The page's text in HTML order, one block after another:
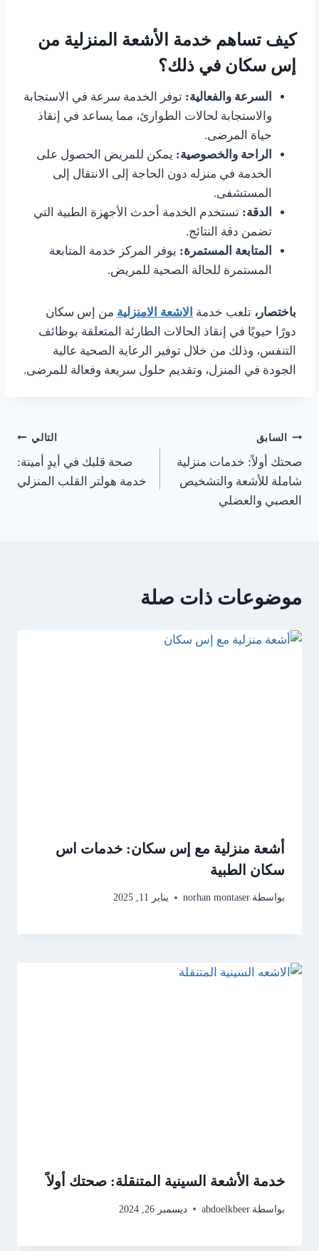
كيف تساهم خدمة الأشعة المنزلية من
إس سكان في ذلك؟
السرعة والفعالية: توفر الخدمة سرعة في الاستجابة
والاستجابة لحالات الطوارئ، مما يساعد في إنقاذ
حياة المرضى.
الراحة والخصوصية: يمكن للمريض الحصول على
الخدمة في منزله دون الحاجة إلى الانتقال إلى
المستشفى.
الدقة: تستخدم الخدمة أحدث الأجهزة الطبية التي
تضمن دقة النتائج.
المتابعة المستمرة: يوفر المركز خدمة المتابعة
المستمرة للحالة الصحية للمريض.
باختصار، تلعب خدمة الاشعة الامنزلية من إس سكان
دورًا حيويًا في إنقاذ الحالات الطارئة المتعلقة بوظائف
التنفس، وذلك من خلال توفير الرعاية الصحية عالية
الجودة في المنزل، وتقديم حلول سريعة وفعالة للمرضى.
السابق
صحتك أولاً: خدمات منزلية
شاملة للأشعة والتشخيص
العصبي والعضلي
التالي
صحة قلبك في أيدٍ أمينة:
خدمة هولتر القلب المنزلي
موضوعات ذات صلة
أشعة منزلية مع إس سكان: خدمات اس
سكان الطبية
بواسطة norhan montaser يناير 11, 2025
خدمة الأشعة السينية المتنقلة: صحتك أولاً
بواسطة abdoelkbeer ديسمبر 26, 2024